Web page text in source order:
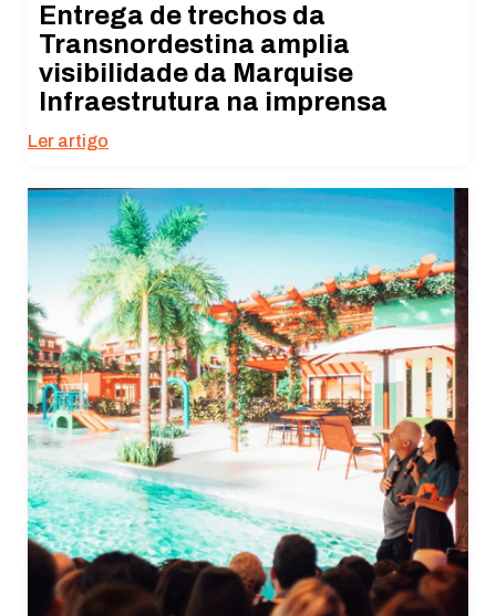
Entrega de trechos da
Transnordestina amplia
visibilidade da Marquise
Infraestrutura na imprensa
Ler artigo